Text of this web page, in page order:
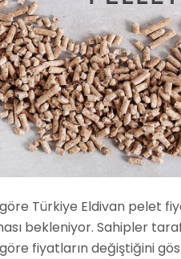
Türkiye Eldivan pelet
bekleniyor. Sahipler
fiyatların değiştiğini